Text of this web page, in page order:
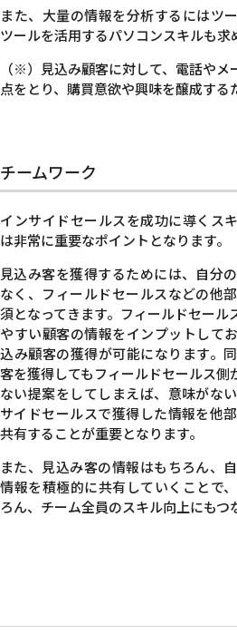
また、大量の情報を分析するにはツ
ツールを活用するパソコンスキルも求
（※）見込み顧客に対して、電話や
点をとり、購買意欲や興味を醸成する
チームワーク
インサイドセールスを成功に導くス
は非常に重要なポイントとなります。
見込み客を獲得するためには、自分
なく、フィールドセールスなどの他
須となってきます。 フィールドセール
やすい顧客の情報をインプットして
込み顧客の獲得が可能になります。
客を獲得してもフィールドセールス側
ない提案をしてしまえば、意味がな
サイドセールスで獲得した情報を他
共有することが重要となります。
また、見込み客の情報はもちろん、
情報を積極的に共有していくことで
ろん、チーム全員のスキル向上にもつ